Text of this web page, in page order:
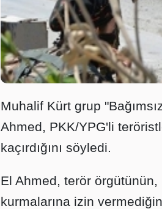
Muhalif Kürt grup
Ahmed, PKK/YPG'li
kaçırdığını söyledi.
El Ahmed, terör örgütünün,
kurmalarına izin